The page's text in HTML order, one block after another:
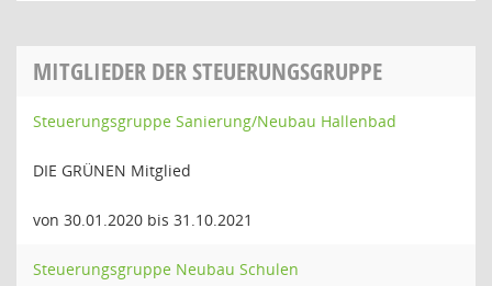
MITGLIEDER DER STEUERUNGSGRUPPE
Steuerungsgruppe Sanierung/Neubau Hallenbad
DIE GRÜNEN Mitglied
von 30.01.2020 bis 31.10.2021
Steuerungsgruppe Neubau Schulen